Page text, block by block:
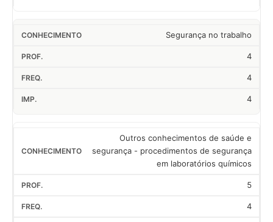
Segurança no trabalho
4
4
4
Outros conhecimentos de saúde e
segurança - procedimentos de segurança
em laboratórios químicos
5
4